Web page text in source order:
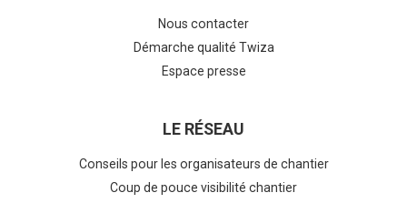
Nous contacter
Démarche qualité Twiza
Espace presse
LE RÉSEAU
Conseils pour les organisateurs de chantier
Coup de pouce visibilité chantier